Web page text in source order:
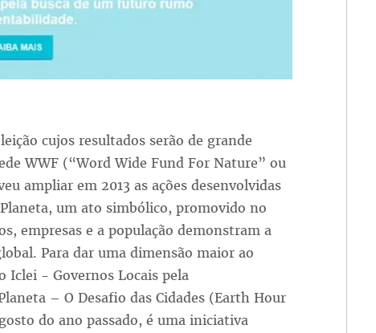
cujos resultados serão de grande
WWF (“Word Wide Fund For Nature” ou
ampliar em 2013 as ações desenvolvidas
um ato simbólico, promovido no
empresas e a população demonstram a
Para dar uma dimensão maior ao
Iclei - Governos Locais pela
– O Desafio das Cidades (Earth Hour
do ano passado, é uma iniciativa